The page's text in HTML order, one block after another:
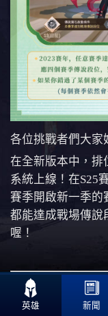
各位挑戰者們大家
在全新版本中，排
系統上線！在S25
賽季開啟新一季的
都能達成戰場傳說
喔！
英雄 新聞